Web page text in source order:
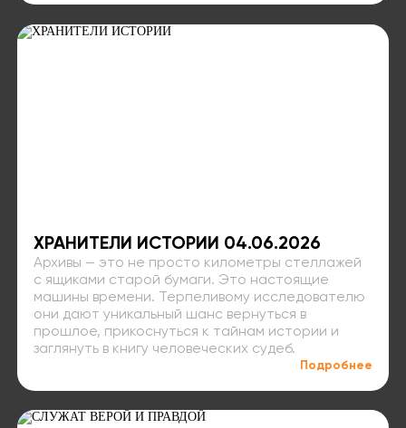
ХРАНИТЕЛИ ИСТОРИИ 04.06.2026
Архивы — это не просто километры стеллажей
с ящиками старой бумаги. Это настоящие
машины времени. Терпеливому исследователю
они дают уникальный шанс вернуться в
прошлое, прикоснуться к тайнам истории и
заглянуть в книгу человеческих судеб.
Подробнее